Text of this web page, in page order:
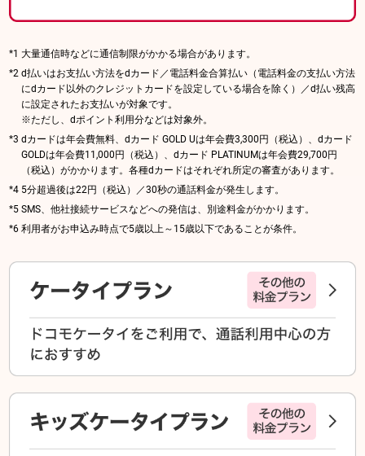
大量通信時などに通信制限がかかる場合があります。
d払いはお支払い方法をdカード／電話料金合算払い（電話料金の支払い方法
にdカード以外のクレジットカードを設定している場合を除く）／d払い残高
に設定されたお支払いが対象です。
※ただし、dポイント利用分などは対象外。
dカードは年会費無料、dカード GOLD Uは年会費3,300円（税込）、dカード
GOLDは年会費11,000円（税込）、dカード PLATINUMは年会費29,700円
（税込）がかかります。各種dカードはそれぞれ所定の審査があります。
5分超過後は22円（税込）／30秒の通話料金が発生します。
SMS、他社接続サービスなどへの発信は、別途料金がかかります。
利用者がお申込み時点で5歳以上～15歳以下であることが条件。